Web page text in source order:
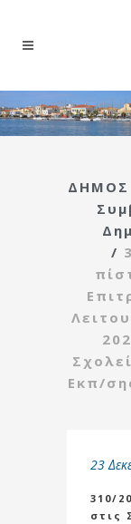
ΔΗΜΟΣ
/
Εκπ/
23
310/
στις